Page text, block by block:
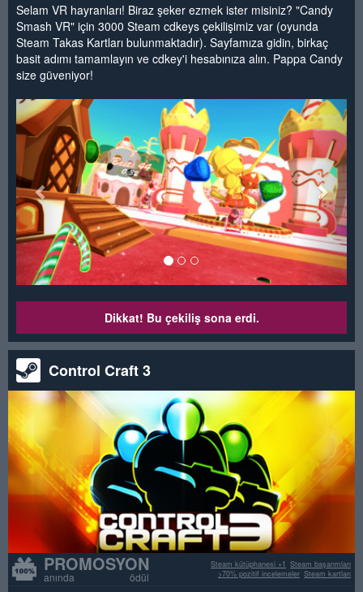
Selam VR hayranları! Biraz şeker ezmek ister misiniz? "Candy
Smash VR" için 3000 Steam cdkeys çekilişimiz var (oyunda
Steam Takas Kartları bulunmaktadır). Sayfamıza gidin, birkaç
basit adımı tamamlayın ve cdkey'i hesabınıza alın. Pappa Candy
size güveniyor!
< >
Dikkat! Bu çekiliş sona erdi.
Control Craft 3
PROMOSYON
anında ödül
Steam başarımları
Steam kütüphanesi +1
Steam kartları
>70% pozitif incelemeler